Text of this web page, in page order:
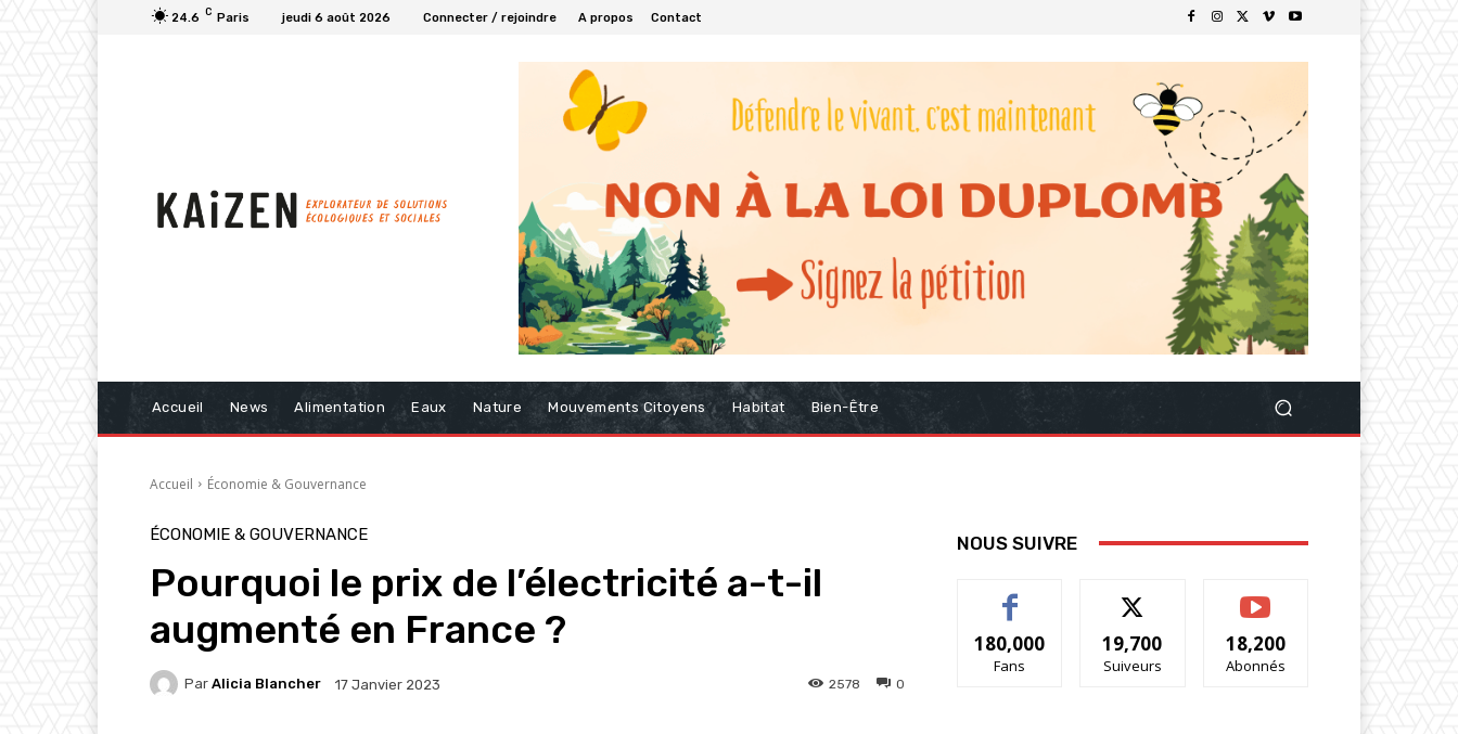
24.6 C Paris jeudi 6 août 2026 Connecter / rejoindre A propos Contact
Accueil News Alimentation Eaux Nature Mouvements Citoyens Habitat Bien-Être
Accueil Économie & Gouvernance
ÉCONOMIE & GOUVERNANCE
Pourquoi le prix de l’électricité a-t-il
augmenté en France ?
Par Alicia Blancher 17 Janvier 2023 0
2578
NOUS SUIVRE
180,000
Fans
19,700
Suiveurs
18,200
Abonnés